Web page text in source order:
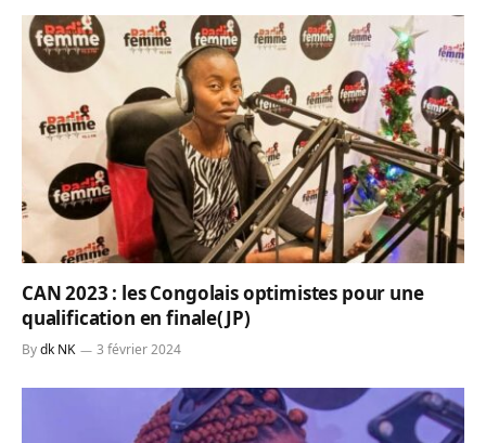
CAN 2023 : les Congolais optimistes pour une
qualification en finale(JP)
Bydk NK 3 février 2024